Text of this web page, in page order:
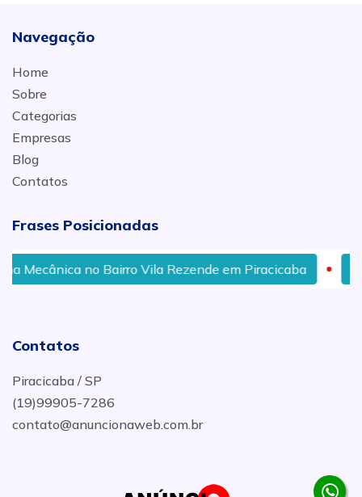
Navegação
Home
Sobre
Categorias
Empresas
Blog
Contatos
Frases Posicionadas
no Bairro Vila Rezende em Piracicaba Serviço de
Contatos
Piracicaba / SP
(19)99905-7286
contato@anuncionaweb.com.br